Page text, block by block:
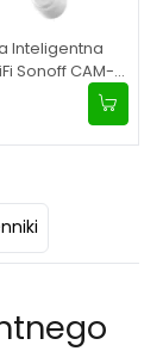
Inteligentna
Sonoff CAM-